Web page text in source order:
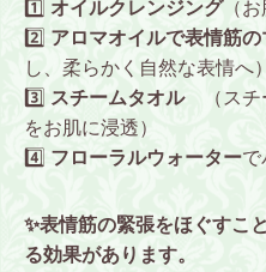
1️⃣ オイルクレンジング（お
2️⃣ アロマオイルで表情筋
し、柔らかく自然な表情へ）
3️⃣ スチームタオル
（ス
をお肌に浸透）
4️⃣ フローラルウォーター
✨表情筋の緊張をほぐすこ
る効果があります。